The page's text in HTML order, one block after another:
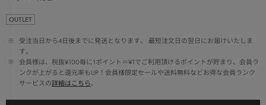
OUTLET
※
受注当日から4日後までに発送となります。 最短注文日の翌日にお届けいたしま
す。
※
会員様は、税抜¥100毎に1ポイント＝¥1でご利用頂けるポイントが貯まり、会員ラ
ンクが上がると還元率もUP！会員様限定セールや送料無料などお得な会員ランク
サービスの詳細はこちら。